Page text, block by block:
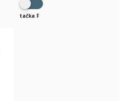
tačka F